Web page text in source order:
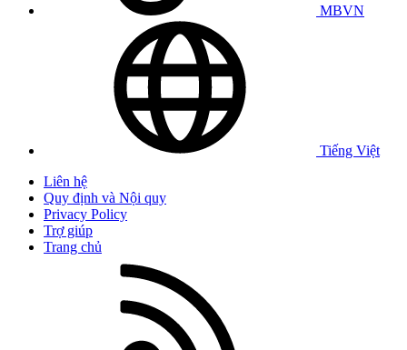
MBVN
Tiếng Việt
Liên hệ
Quy định và Nội quy
Privacy Policy
Trợ giúp
Trang chủ